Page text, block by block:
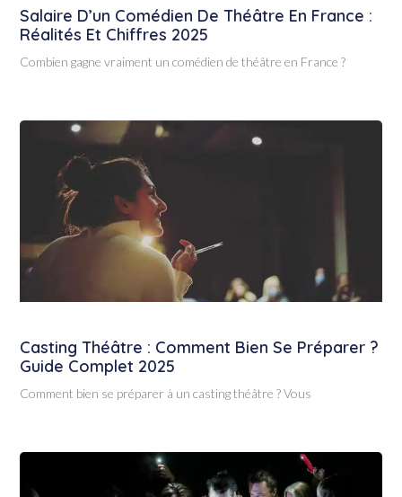
Salaire D’un Comédien De Théâtre En France :
Réalités Et Chiffres 2025
Combien gagne vraiment un comédien de théâtre en France ?
Casting Théâtre : Comment Bien Se Préparer ?
Guide Complet 2025
Comment bien se préparer à un casting théâtre ? Vous